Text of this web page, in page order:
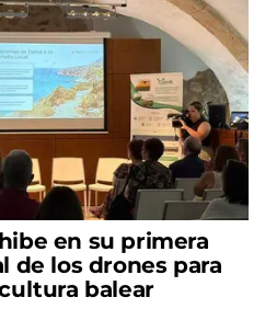
en su primera
de los drones para
balear